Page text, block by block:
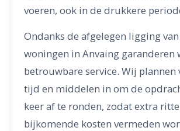
voeren, ook in de drukkere
Ondanks de afgelegen ligging
woningen in Anvaing garanderen
betrouwbare service. Wij plannen
tijd en middelen in om de
keer af te ronden, zodat extra
bijkomende kosten vermeden